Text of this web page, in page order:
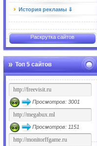
История рекламы ⇓
Раскрутка сайтов
Топ 5 сайтов
Просмотров: 3001
Просмотров: 1151